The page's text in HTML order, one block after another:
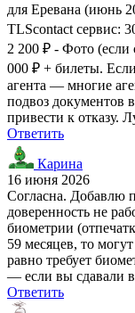
для Еревана (июнь
TLScontact сервис:
2 200 ₽ - Фото (если
000 ₽ + билеты.
агента — многие
подвоз документов
привести к отказу.
Ответить
Карина
16 июня 2026
Согласна. Добавлю
доверенность не
биометрии
59 месяцев, то
равно требует
— если вы сдавали
Ответить